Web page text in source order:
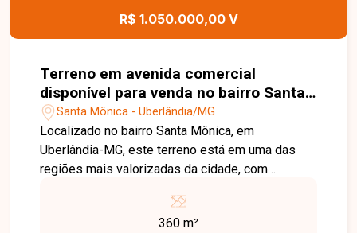
apartamento moderno, bem localizado e pronto
para morar no bairro Novo Mundo. Agende uma
imóvel.
R$ 1.050.000,00 V
Terreno em avenida comercial
disponível para venda no bairro Santa
Mônica em Uberlândia-MG
Santa Mônica - Uberlândia/MG
Localizado no bairro Santa Mônica, em
Uberlândia-MG, este terreno está em uma das
regiões mais valorizadas da cidade, com
principais avenidas. A localização oferece
proximidade com supermercados, escolas,
360 m²